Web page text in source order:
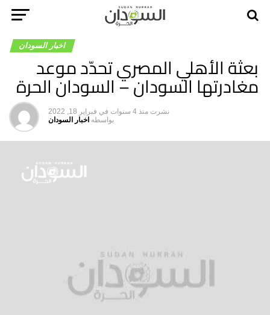
اخبار السودان
بعثة الأهلي المصري تحدّد موعد
مغادرتها السودان – السودان الحرة
نشرت منذ 4 سنوات في فبراير 18, 2022
بواسطه اخبار السودان